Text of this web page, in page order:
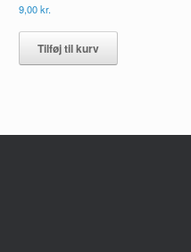
9,00kr.
Tilføj til kurv